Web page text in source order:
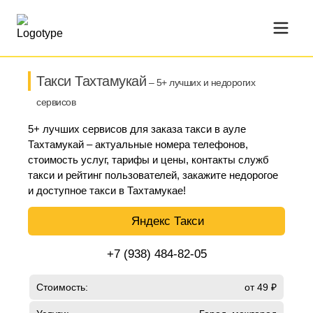
Такси Тахтамукай – 5+ лучших и недорогих
сервисов
5+ лучших сервисов для заказа такси в ауле
Тахтамукай – актуальные номера телефонов,
стоимость услуг, тарифы и цены, контакты служб
такси и рейтинг пользователей, закажите недорогое
и доступное такси в Тахтамукае!
Яндекс Такси
+7 (938) 484-82-05
Стоимость: от 49 ₽